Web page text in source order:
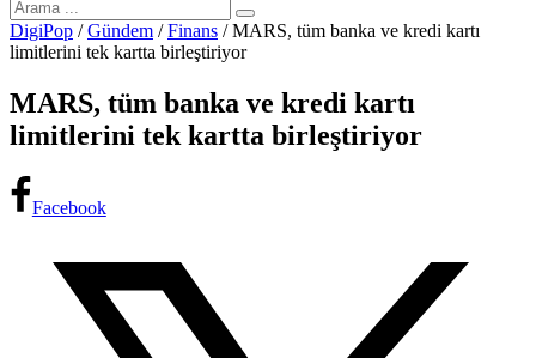
DigiPop /Gündem /Finans /MARS, tüm banka ve kredi kartı
limitlerini tek kartta birleştiriyor
MARS, tüm banka ve kredi kartı
limitlerini tek kartta birleştiriyor
Facebook